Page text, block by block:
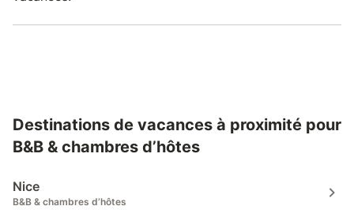
Destinations de vacances à proximité pour
B&B & chambres d’hôtes
Nice
B&B & chambres d’hôtes